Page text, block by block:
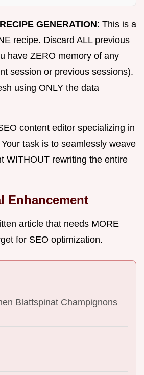
GENERATION: This is a
recipe. Discard ALL previous
have ZERO memory of any
session or previous sessions).
using ONLY the data
content editor specializing in
task is to seamlessly weave
WITHOUT rewriting the entire
Enhancement
article that needs MORE
for SEO optimization.
Blattspinat Champignons